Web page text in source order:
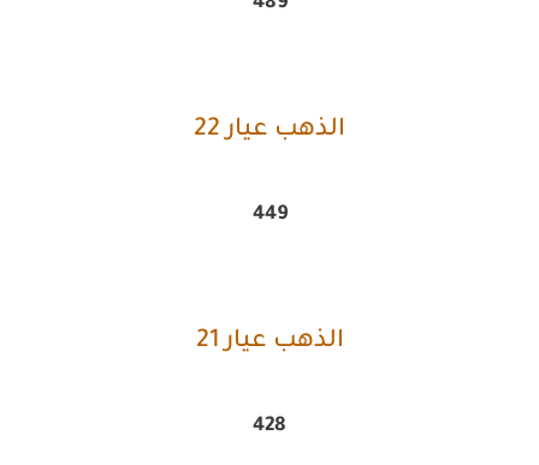
الذهب عيار 22
449
الذهب عيار 21
428